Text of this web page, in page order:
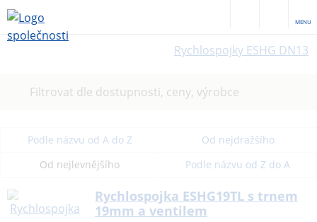
MENU
Rychlospojky ESHG DN13
Filtrovat dle dostupnosti, ceny, výrobce
Podle názvu od A do Z
Od nejdražšího
Od nejlevnějšího
Podle názvu od Z do A
Rychlospojka ESHG19TL s trnem
19mm a ventilem